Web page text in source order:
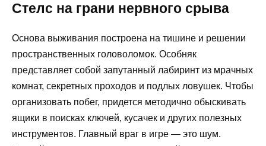
Стелс на грани нервного срыва
Основа выживания построена на тишине и решении
пространственных головоломок. Особняк
представляет собой запутанный лабиринт из мрачных
комнат, секретных проходов и подлых ловушек. Чтобы
организовать побег, придется методично обыскивать
ящики в поисках ключей, кусачек и других полезных
инструментов. Главный враг в игре — это шум.